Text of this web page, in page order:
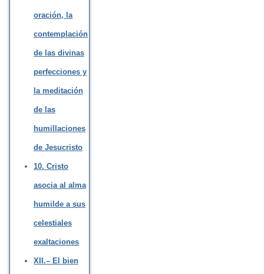
oración, la
contemplación
de las divinas
perfecciones y
la meditación
de las
humillaciones
de Jesucristo
10. Cristo
asocia al alma
humilde a sus
celestiales
exaltaciones
XII.– El bien